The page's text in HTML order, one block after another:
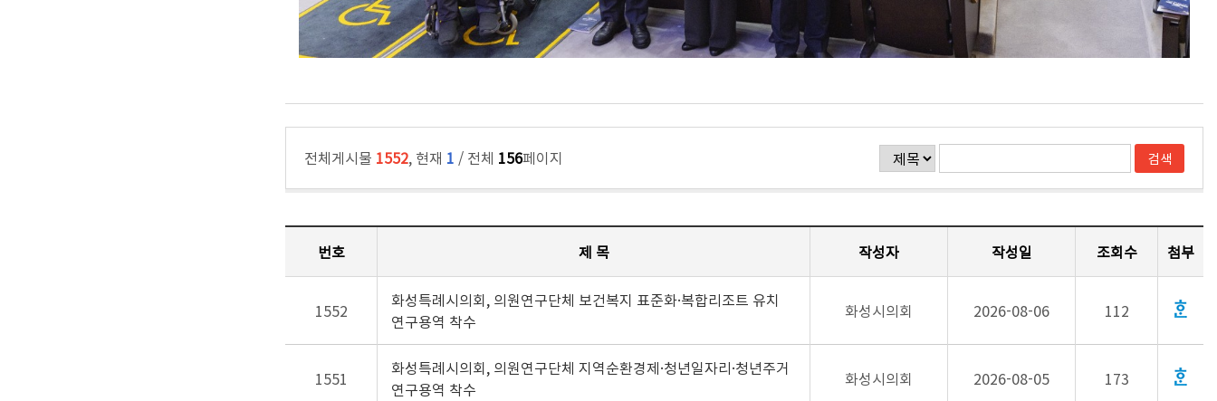
전체게시물 1552, 현재 1 / 전체 156페이지
번호 제 목 작성자 작성일 조회수 첨부
1552
화성특례시의회, 의원연구단체 보건복지 표준화·복합리조트 유치
연구용역 착수
화성시의회 2026-08-06 112
1551
화성특례시의회, 의원연구단체 지역순환경제·청년일자리·청년주거
연구용역 착수
화성시의회 2026-08-05 173